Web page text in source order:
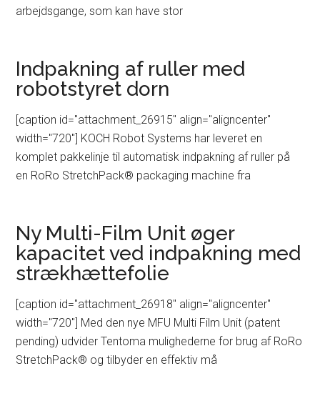
arbejdsgange, som kan have stor
Indpakning af ruller med
robotstyret dorn
[caption id="attachment_26915" align="aligncenter"
width="720"] KOCH Robot Systems har leveret en
komplet pakkelinje til automatisk indpakning af ruller på
en RoRo StretchPack® packaging machine fra
Ny Multi-Film Unit øger
kapacitet ved indpakning med
strækhættefolie
[caption id="attachment_26918" align="aligncenter"
width="720"] Med den nye MFU Multi Film Unit (patent
pending) udvider Tentoma mulighederne for brug af RoRo
StretchPack® og tilbyder en effektiv må